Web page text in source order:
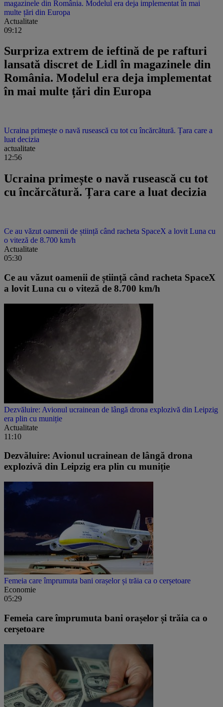
magazinele din România. Modelul era deja implementat în mai
multe țări din Europa
Actualitate
09:12
Surpriza extrem de ieftină de pe rafturi
lansată discret de Lidl în magazinele din
România. Modelul era deja implementat
în mai multe țări din Europa
Ucraina primește o navă rusească cu tot cu încărcătură. Țara care a
luat decizia
actualitate
12:56
Ucraina primește o navă rusească cu tot
cu încărcătură. Țara care a luat decizia
Ce au văzut oamenii de știință când racheta SpaceX a lovit Luna cu
o viteză de 8.700 km/h
Actualitate
05:30
Ce au văzut oamenii de știință când racheta SpaceX
a lovit Luna cu o viteză de 8.700 km/h
Dezvăluire: Avionul ucrainean de lângă drona explozivă din Leipzig
era plin cu muniție
Actualitate
11:10
Dezvăluire: Avionul ucrainean de lângă drona
explozivă din Leipzig era plin cu muniție
Femeia care împrumuta bani orașelor și trăia ca o cerșetoare
Economie
05:29
Femeia care împrumuta bani orașelor și trăia ca o
cerșetoare